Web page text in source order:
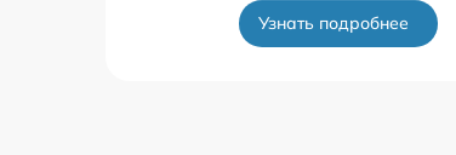
Узнать подробнее